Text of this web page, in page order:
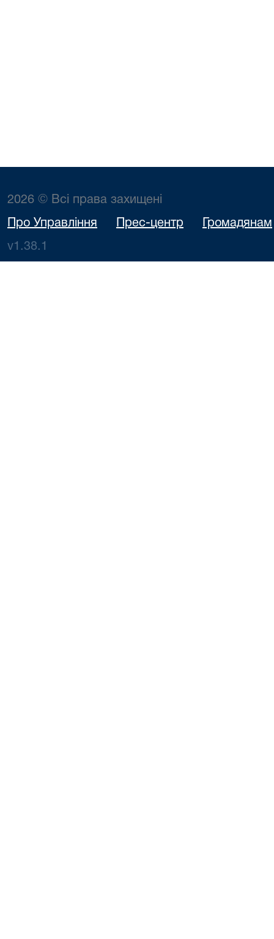
2026 © Всі права захищені
Про Управління Прес-центр Громадянам
v1.38.1